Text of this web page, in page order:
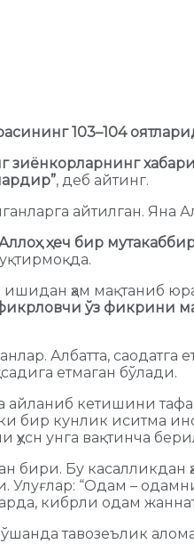
103–104 оятлар
зиёнкорларнинг
, деб айтинг.
айтилган. Яна
ҳеч бир
ҳам мақтаниб
ўз фикрини
Албатта, саодатга
етмаган бўлади.
кетишини
бир кунлик иситма
унга вақтинча
бири. Бу
Улуғлар: “Одам –
кибрли одам
тавозеълик